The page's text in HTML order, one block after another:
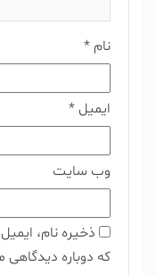
نام *
ایمیل *
وب‌ سایت
ذخیره نام،
که دوباره